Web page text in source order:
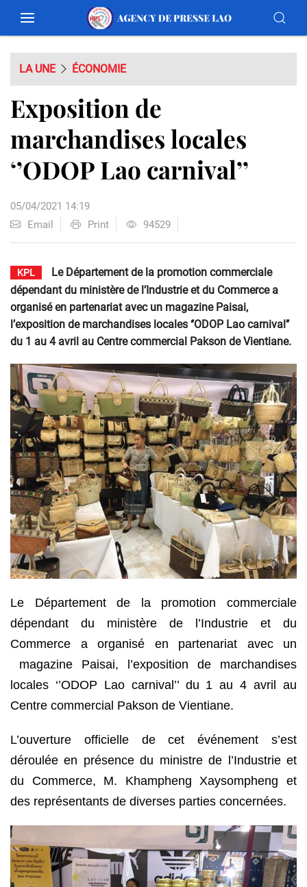
LA UNE ÉCONOMIE
Exposition de
marchandises locales
‘’ODOP Lao carnival’’
05/04/2021 14:19
Email
Print 94529
KPL
Le Département de la promotion commerciale
dépendant du ministère de l’Industrie et du Commerce a
organisé en partenariat avec un magazine Paisai,
l’exposition de marchandises locales ‘’ODOP Lao carnival’’
du 1 au 4 avril au Centre commercial Pakson de Vientiane.
Le Département de la promotion commerciale
dépendant du ministère de l’Industrie et du
Commerce a organisé en partenariat avec un
magazine Paisai, l’exposition de marchandises
locales ‘’ODOP Lao carnival’’ du 1 au 4 avril au
Centre commercial Pakson de Vientiane.
L’ouverture officielle de cet événement s’est
déroulée en présence du ministre de l’Industrie et
du Commerce, M. Khampheng Xaysompheng et
des représentants de diverses parties concernées.